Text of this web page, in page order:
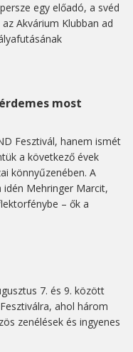
egy előadó, a svéd
Akvárium Klubban ad
most
Fesztivál, hanem ismét
a következő évek
könnyűzenében. A
idén Mehringer Marcit,
– ők a
7. és 9. között
ahol három
zenélések és ingyenes